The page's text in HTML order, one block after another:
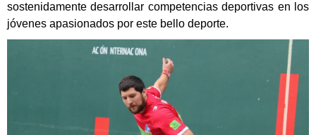
sostenidamente desarrollar competencias deportivas en los
jóvenes apasionados por este bello deporte.